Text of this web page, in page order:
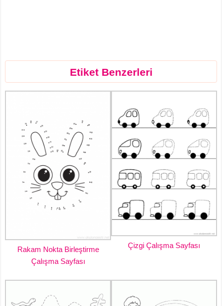
Etiket Benzerleri
Rakam Nokta Birleştirme
Çalışma Sayfası
Çizgi Çalışma Sayfası